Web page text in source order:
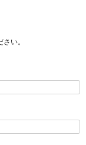
い。